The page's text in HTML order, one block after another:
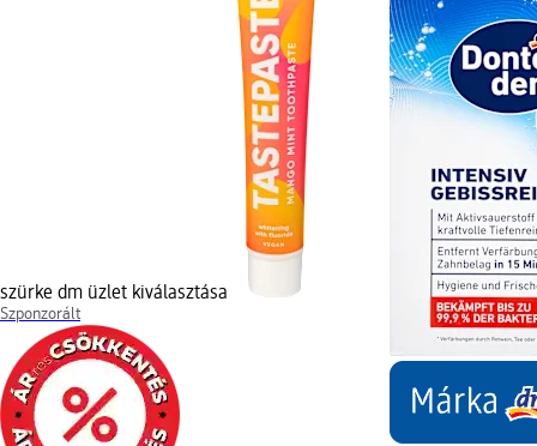
szürke dm üzlet kiválasztása
Szponzorált